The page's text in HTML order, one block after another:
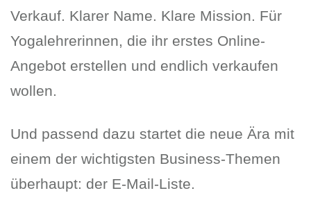
Verkauf. Klarer Name. Klare Mission. Für
Yogalehrerinnen, die ihr erstes Online-
Angebot erstellen und endlich verkaufen
wollen.
Und passend dazu startet die neue Ära mit
einem der wichtigsten Business-Themen
überhaupt: der E-Mail-Liste.